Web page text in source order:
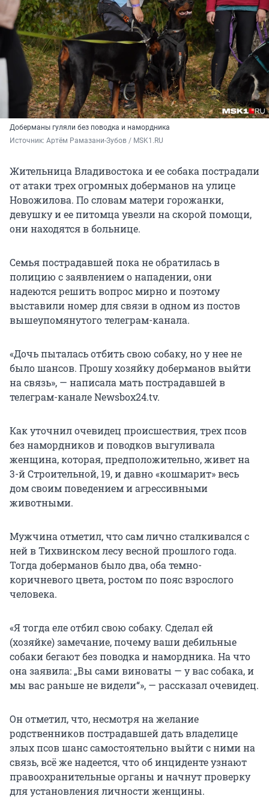
Доберманы гуляли без поводка и намордника
Источник: Артём Рамазани-Зубов / MSK1.RU
Жительница Владивостока и ее собака пострадали
от атаки трех огромных доберманов на улице
Новожилова. По словам матери горожанки,
девушку и ее питомца увезли на скорой помощи,
они находятся в больнице.
Семья пострадавшей пока не обратилась в
полицию с заявлением о нападении, они
надеются решить вопрос мирно и поэтому
выставили номер для связи в одном из постов
вышеупомянутого телеграм-канала.
«Дочь пыталась отбить свою собаку, но у нее не
было шансов. Прошу хозяйку доберманов выйти
на связь», — написала мать пострадавшей в
телеграм-канале Newsbox24.tv.
Как уточнил очевидец происшествия, трех псов
без намордников и поводков выгуливала
женщина, которая, предположительно, живет на
3-й Строительной, 19, и давно «кошмарит» весь
дом своим поведением и агрессивными
животными.
Мужчина отметил, что сам лично сталкивался с
ней в Тихвинском лесу весной прошлого года.
Тогда доберманов было два, оба темно-
коричневого цвета, ростом по пояс взрослого
человека.
«Я тогда еле отбил свою собаку. Сделал ей
(хозяйке) замечание, почему ваши дебильные
собаки бегают без поводка и намордника. На что
она заявила: „Вы сами виноваты — у вас собака, и
мы вас раньше не видели“», — рассказал очевидец.
Он отметил, что, несмотря на желание
родственников пострадавшей дать владелице
злых псов шанс самостоятельно выйти с ними на
связь, всё же надеется, что об инциденте узнают
правоохранительные органы и начнут проверку
для установления личности женщины.